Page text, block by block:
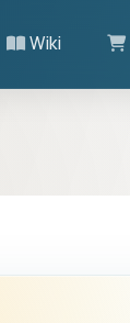
Wiki